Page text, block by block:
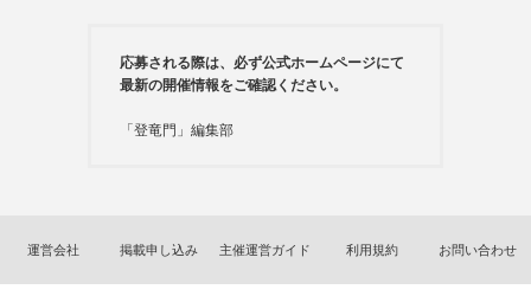
応募される際は、必ず公式ホームページにて
最新の開催情報をご確認ください。
「登竜門」編集部
運営会社 掲載申し込み 主催運営ガイド 利用規約 お問い合わせ